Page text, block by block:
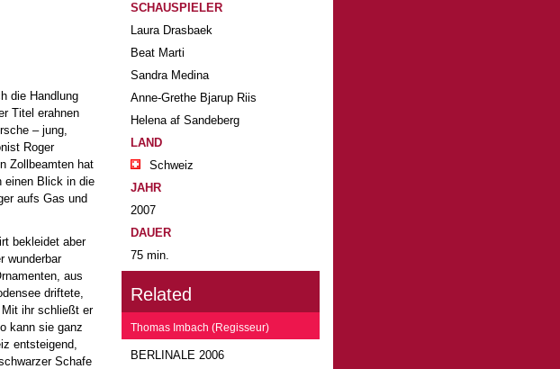
die Handlung
Titel erahnen
– jung,
Roger
Zollbeamten hat
einen Blick in die
aufs Gas und
bekleidet aber
wunderbar
aus
driftete,
ihr schließt er
kann sie ganz
entsteigend,
Schafe
SCHAUSPIELER
Laura Drasbaek
Beat Marti
Sandra Medina
Anne-Grethe Bjarup Riis
Helena af Sandeberg
LAND
Schweiz
JAHR
2007
DAUER
75 min.
Related
Thomas Imbach (Regisseur)
BERLINALE 2006